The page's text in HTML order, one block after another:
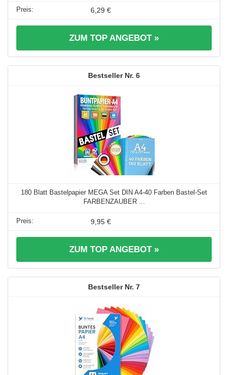
6,29 €
ZUM TOP ANGEBOT »
6
180 Blatt Bastelpapier MEGA Set DIN A4-40 Farben Bastel-Set
FARBENZAUBER ...
9,95 €
ZUM TOP ANGEBOT »
7